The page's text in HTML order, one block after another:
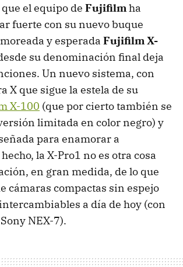
el equipo de Fujifilm ha
fuerte con su nuevo buque
y esperada Fujifilm X-
su denominación final deja
Un nuevo sistema, con
X que sigue la estela de su
X-100 (que por cierto también se
limitada en color negro) y
para enamorar a
la X-Pro1 no es otra cosa
en gran medida, de lo que
cámaras compactas sin espejo
a día de hoy (con
NEX-7).